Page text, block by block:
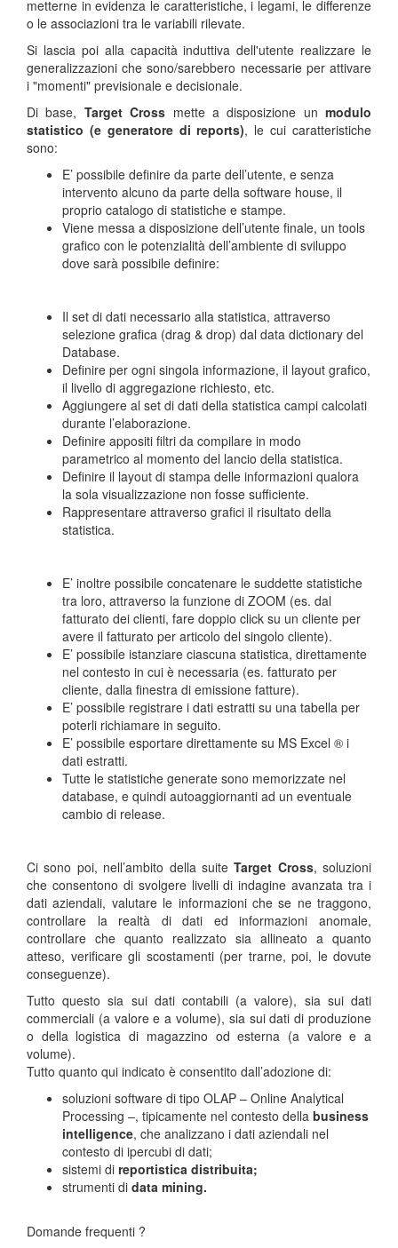
metterne in evidenza le caratteristiche, i legami, le differenze
o le associazioni tra le variabili rilevate.
Si lascia poi alla capacità induttiva dell'utente realizzare le
generalizzazioni che sono/sarebbero necessarie per attivare
i "momenti" previsionale e decisionale.
Di base, Target Cross mette a disposizione un modulo
statistico (e generatore di reports), le cui caratteristiche
sono:
E’ possibile definire da parte dell’utente, e senza
intervento alcuno da parte della software house, il
proprio catalogo di statistiche e stampe.
Viene messa a disposizione dell’utente finale, un tools
grafico con le potenzialità dell’ambiente di sviluppo
dove sarà possibile definire:
Il set di dati necessario alla statistica, attraverso
selezione grafica (drag & drop) dal data dictionary del
Database.
Definire per ogni singola informazione, il layout grafico,
il livello di aggregazione richiesto, etc.
Aggiungere al set di dati della statistica campi calcolati
durante l’elaborazione.
Definire appositi filtri da compilare in modo
parametrico al momento del lancio della statistica.
Definire il layout di stampa delle informazioni qualora
la sola visualizzazione non fosse sufficiente.
Rappresentare attraverso grafici il risultato della
statistica.
E’ inoltre possibile concatenare le suddette statistiche
tra loro, attraverso la funzione di ZOOM (es. dal
fatturato dei clienti, fare doppio click su un cliente per
avere il fatturato per articolo del singolo cliente).
E’ possibile istanziare ciascuna statistica, direttamente
nel contesto in cui è necessaria (es. fatturato per
cliente, dalla finestra di emissione fatture).
E’ possibile registrare i dati estratti su una tabella per
poterli richiamare in seguito.
E’ possibile esportare direttamente su MS Excel ® i
dati estratti.
Tutte le statistiche generate sono memorizzate nel
database, e quindi autoaggiornanti ad un eventuale
cambio di release.
Ci sono poi, nell’ambito della suiteTarget Cross, soluzioni
che consentono di svolgere livelli di indagine avanzata tra i
dati aziendali, valutare le informazioni che se ne traggono,
controllare la realtà di dati ed informazioni anomale,
controllare che quanto realizzato sia allineato a quanto
atteso, verificare gli scostamenti (per trarne, poi, le dovute
conseguenze).
Tutto questo sia sui dati contabili (a valore), sia sui dati
commerciali (a valore e a volume), sia sui dati di produzione
o della logistica di magazzino od esterna (a valore e a
volume).
Tutto quanto qui indicato è consentito dall’adozione di:
soluzioni software di tipo OLAP – Online Analytical
Processing –, tipicamente nel contesto della business
intelligence, che analizzano i dati aziendali nel
contesto di ipercubi di dati;
sistemi di reportistica distribuita;
strumenti di data mining.
Domande frequenti ?